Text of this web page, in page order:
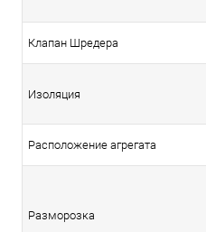
Клапан Шредера
Изоляция
Расположение агрегата
Разморозка